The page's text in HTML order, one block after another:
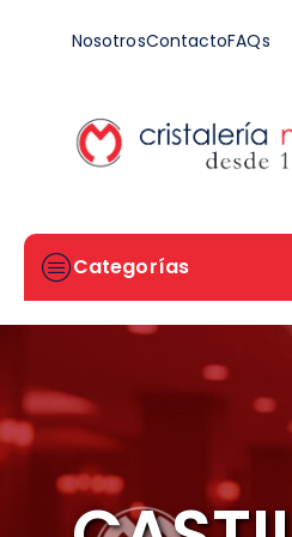
NosotrosContactoFAQs
Categorías